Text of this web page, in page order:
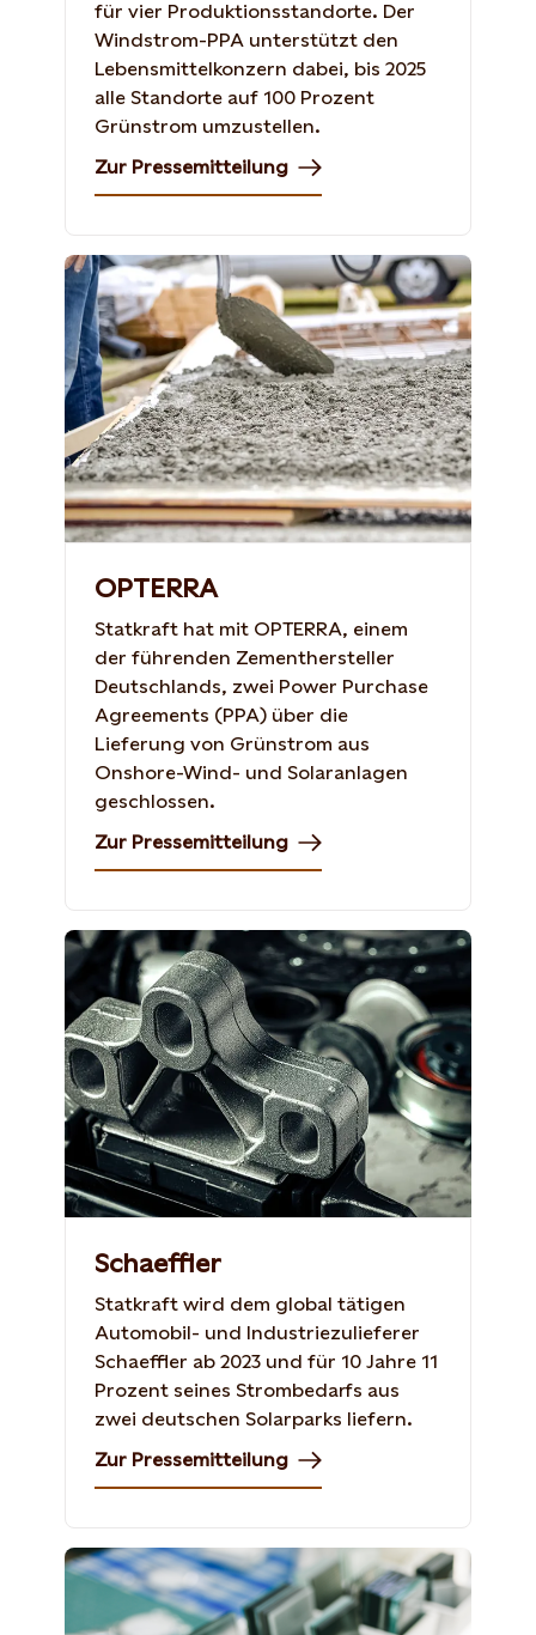
für vier Produktionsstandorte. Der
Windstrom-PPA unterstützt den
Lebensmittelkonzern dabei, bis 2025
alle Standorte auf 100 Prozent
Grünstrom umzustellen.
Zur Pressemitteilung
OPTERRA
Statkraft hat mit OPTERRA, einem
der führenden Zementhersteller
Deutschlands, zwei Power Purchase
Agreements (PPA) über die
Lieferung von Grünstrom aus
Onshore-Wind- und Solaranlagen
geschlossen.
Zur Pressemitteilung
FabrikaPhoto
Schaeffler
Statkraft wird dem global tätigen
Automobil- und Industriezulieferer
Schaeffler ab 2023 und für 10 Jahre 11
Prozent seines Strombedarfs aus
zwei deutschen Solarparks liefern.
Zur Pressemitteilung